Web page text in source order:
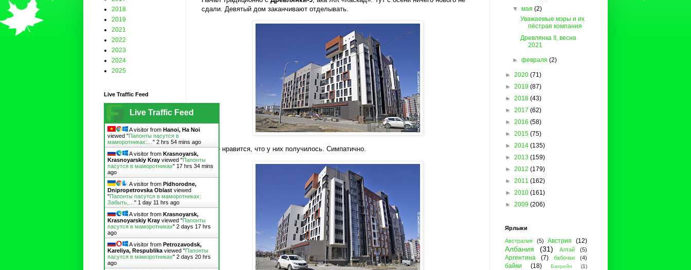
сдали. Девятый дом заканчивают отделывать.
А мне нравится, что у них получилось. Симпатично.
2018
2019
2021
2022
2023
2024
2025
Live Traffic Feed
Live Traffic Feed
A visitor from Hanoi, Ha Noi
viewed "Папонты пасутся в
маморотниках:… " 2 hrs 54 mins ago
A visitor from Krasnoyarsk,
Krasnoyarskiy Kray viewed "Папонты
пасутся в маморотниках" 17 hrs 34 mins
ago
A visitor from Pidhorodne,
Dnipropetrovska Oblast viewed
"Папонты пасутся в маморотниках:
Забыть,… " 1 day 11 hrs ago
A visitor from Krasnoyarsk,
Krasnoyarskiy Kray viewed "Папонты
пасутся в маморотниках" 2 days 17 hrs
ago
A visitor from Petrozavodsk,
Kareliya, Respublika viewed "Папонты
пасутся в маморотниках" 2 days 20 hrs
ago
▼мая(2)
Уважаемые мэры и их
пёстрая компания
Древлянка II, весна
2021
►февраля(2)
► 2020 (71)
► 2019 (87)
► 2018 (43)
► 2017 (62)
► 2016 (58)
► 2015 (75)
► 2014 (135)
► 2013 (159)
► 2012 (179)
► 2011 (162)
► 2010 (161)
► 2009 (206)
Ярлыки
Австралия (5) Австрия (12)
Албания (31) Алтай (5)
Аргентина (7) бабочки (4)
байки (18) Бахрейн (1)